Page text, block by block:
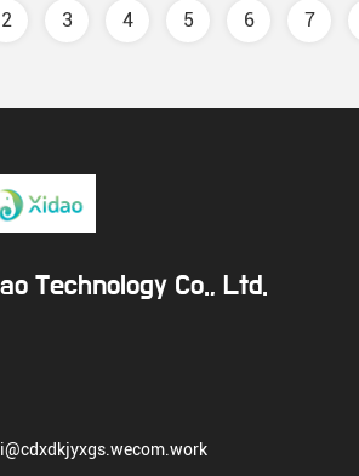
2 3 4 5 6 7
Technology Co., Ltd.